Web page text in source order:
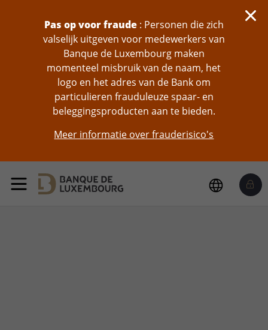
Pas op voor fraude: Personen die zich
valselijk uitgeven voor medewerkers van
Banque de Luxembourg maken
momenteel misbruik van de naam, het
logo en het adres van de Bank om
particulieren frauduleuze spaar- en
beleggingsproducten aan te bieden.
Meer informatie over frauderisico's